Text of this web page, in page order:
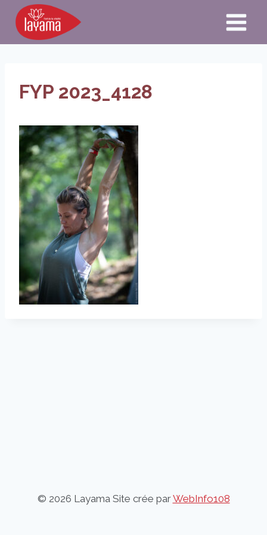
Aller
contenu
FYP 2023_4128
© 2026 Layama Site crée parWebInfo108